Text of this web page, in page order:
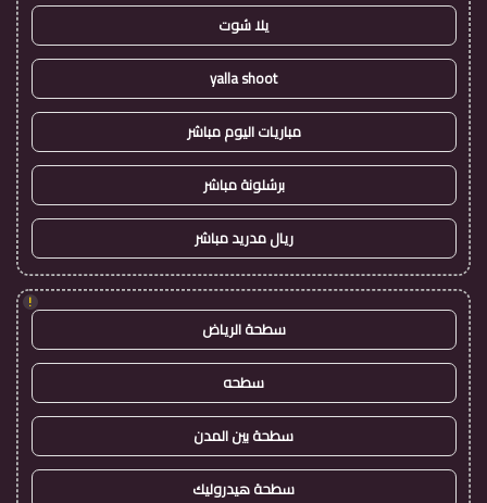
يلا شوت
yalla shoot
مباريات اليوم مباشر
برشلونة مباشر
ريال مدريد مباشر
!
سطحة الرياض
سطحه
سطحة بين المدن
سطحة هيدروليك